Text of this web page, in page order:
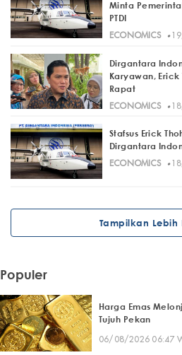
Minta
PTDI
ECONOMICS·
Dirgantara
Karyawan, Erick
Rapat
ECONOMICS·
Stafsus Erick
Dirgantara
ECONOMICS·
Tampilkan Lebih
Populer
Harga Emas
Tujuh Pekan
06/08/2026 06:47